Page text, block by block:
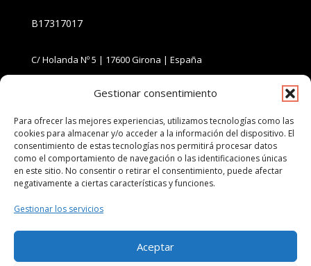
Gestionar consentimiento
Para ofrecer las mejores experiencias, utilizamos tecnologías como las
cookies para almacenar y/o acceder a la información del dispositivo. El
consentimiento de estas tecnologías nos permitirá procesar datos
como el comportamiento de navegación o las identificaciones únicas
en este sitio. No consentir o retirar el consentimiento, puede afectar
negativamente a ciertas características y funciones.
Gestionar los servicios
Aceptar
B17317017
C/ Holanda Nº 5 | 17600 Girona | España
CONTACTO
info@kaiserwurst.com
+34 972 674 016